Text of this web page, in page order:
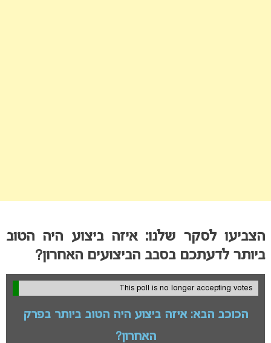
הצביעו לסקר שלנו: איזה ביצוע היה הטוב
ביותר לדעתכם בסבב הביצועים האחרון?
This poll is no longer accepting votes
הכוכב הבא: איזה ביצוע היה הטוב ביותר בפרק
האחרון?